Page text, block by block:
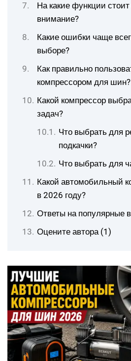
На какие функции
внимание?
Какие ошибки чаще
выборе?
Как правильно
компрессором для шин?
Какой компрессор
задач?
Что выбрать для
подкачки?
Что выбрать для
Какой автомобильный
в 2026 году?
Ответы на популярные
Оцените автора (1)